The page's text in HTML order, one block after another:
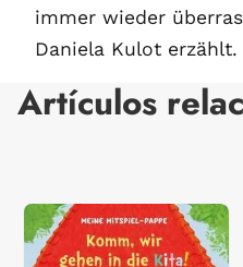
immer wieder
Daniela Kulot erzählt.
Artículos